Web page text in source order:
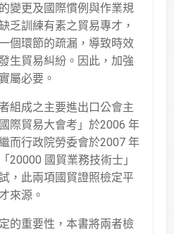
變更及國際慣例與作業規
乏訓練有素之貿易專才，
個環節的疏漏，導致時效
生貿易糾紛。因此，加強
屬必要。
組成之主要進出口公會主
際貿易大會考」於2006 年
而行政院勞委會於2007 年
20000 國貿業務技術士」
，此兩項國貿證照檢定平
來源。
的重要性，本書將兩者檢